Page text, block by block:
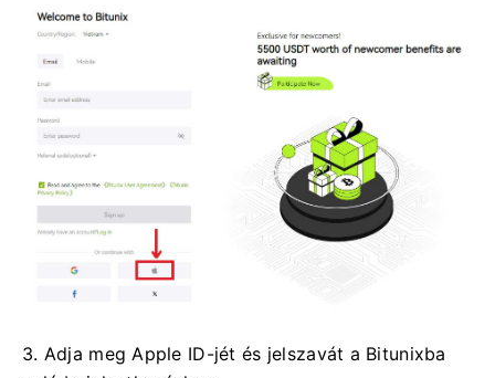
3. Adja meg Apple ID-jét és jelszavát a Bitunixba